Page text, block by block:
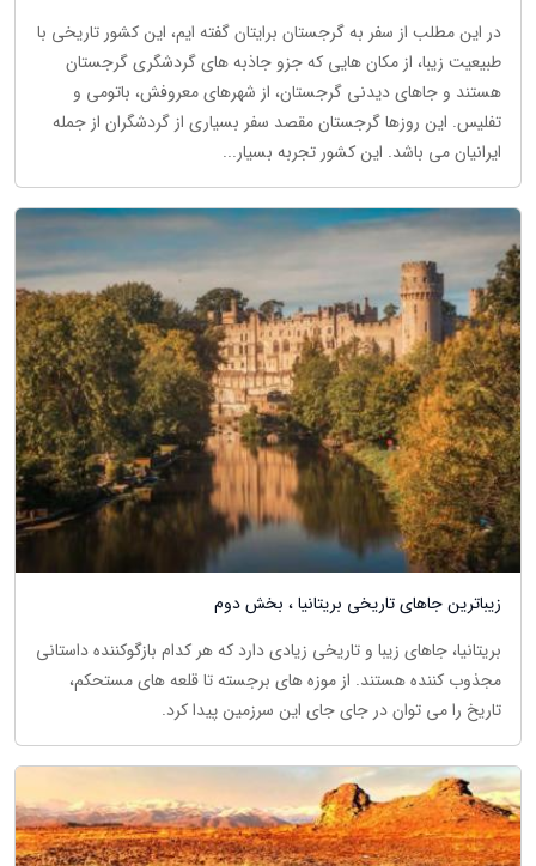
در این مطلب از سفر به گرجستان برایتان گفته ایم، این کشور تاریخی با
طبیعیت زیبا، از مکان هایی که جزو جاذبه های گردشگری گرجستان
هستند و جاهای دیدنی گرجستان، از شهرهای معروفش، باتومی و
تفلیس. این روزها گرجستان مقصد سفر بسیاری از گردشگران از جمله
ایرانیان می باشد. این کشور تجربه بسیار...
زیباترین جاهای تاریخی بریتانیا ، بخش دوم
بریتانیا، جاهای زیبا و تاریخی زیادی دارد که هر کدام بازگوکننده داستانی
مجذوب کننده هستند. از موزه های برجسته تا قلعه های مستحکم،
تاریخ را می توان در جای جای این سرزمین پیدا کرد.